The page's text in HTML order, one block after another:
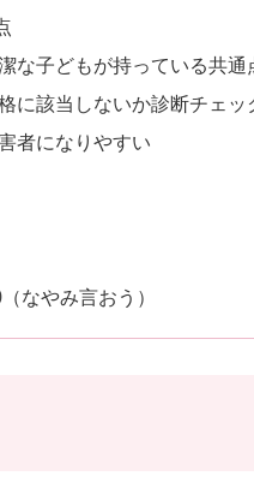
な子どもが持っている共通
に該当しないか診断チェッ
者になりやすい
なやみ言おう）